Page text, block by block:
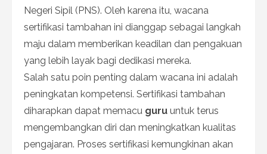
Negeri Sipil (PNS). Oleh karena itu, wacana
sertifikasi tambahan ini dianggap sebagai langkah
maju dalam memberikan keadilan dan pengakuan
yang lebih layak bagi dedikasi mereka.
Salah satu poin penting dalam wacana ini adalah
peningkatan kompetensi. Sertifikasi tambahan
diharapkan dapat memacu guru untuk terus
mengembangkan diri dan meningkatkan kualitas
pengajaran. Proses sertifikasi kemungkinan akan